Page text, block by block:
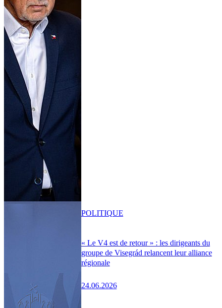
« Le V4 est de retour » : les dirigeants du
groupe de Visegrád relancent leur alliance
régionale
24.06.2026
POLITIQUE